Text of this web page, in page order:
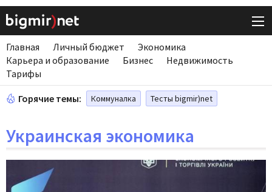
Главная Личный бюджет
Экономика
Карьера и образование
Бизнес
Недвижимость
Тарифы
Горячие темы: Коммуналка Тесты bigmir)net
Украинская экономика